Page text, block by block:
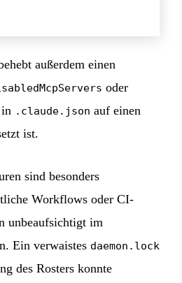
außerdem einen
oder
in .claude.json auf einen
ist.
sind besonders
Workflows oder CI-
unbeaufsichtigt im
Ein verwaistes daemon.lock
des Rosters konnte